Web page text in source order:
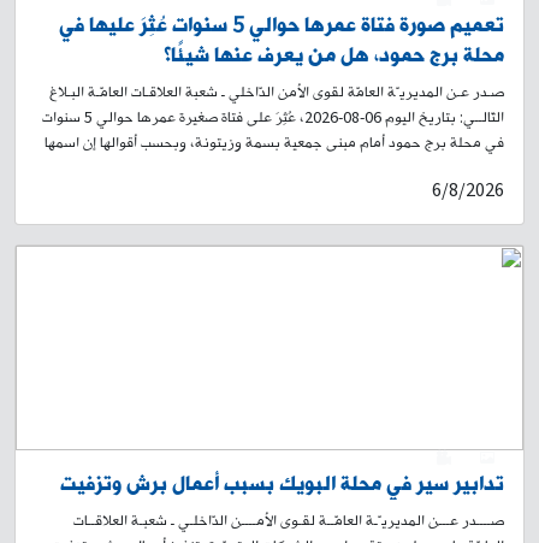
تعميم صورة فتاة عمرها حوالي 5 سنوات عُثِرَ عليها في
محلة برج حمود، هل من يعرف عنها شيئًا؟
صـدر عـن المديريـّة العامّة لقوى الأمن الدّاخلي ـ شعبة العلاقـات العامّـة البـلاغ
التّالــي: بتاريخ اليوم 06-08-2026، عُثِرَ على فتاة صغيرة عمرها حوالي 5 سنوات
في محلة برج حمود أمام مبنى جمعية بسمة وزيتونة، وبحسب أقوالها إن اسمها
سكان محلة طريق المطار. لذلك، وبناءً على إشارة القضاء المختص، تُعمِّم
المديرية العامة لقوى الأمن الداخلي صورتها، وتطلب من الذين لديهم أي
معلومات عنها أو عن عائلتها، إبلاغ ذويها الحضور إلى فصيلة برج حمود في وحدة
6/8/2026
تدابير سير في محلة البويك بسبب أعمال برش وتزفيت
صــــدر عـــن المديريـّـة العامّــة لقـوى الأمــــن الدّاخلـي ـ شعبـة العلاقــات